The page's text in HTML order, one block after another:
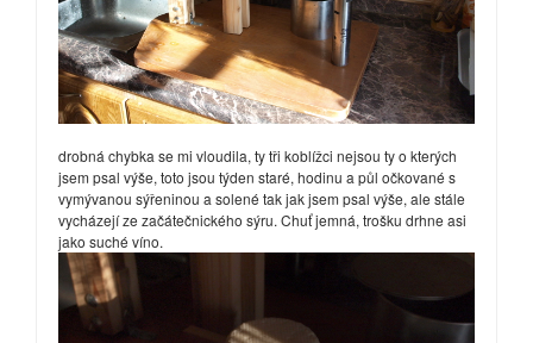
drobná chybka se mi vloudila, ty tři koblížci nejsou ty o kterých
jsem psal výše, toto jsou týden staré, hodinu a půl očkované s
vymývanou sýřeninou a solené tak jak jsem psal výše, ale stále
vycházejí ze začátečnického sýru. Chuť jemná, trošku drhne asi
jako suché víno.